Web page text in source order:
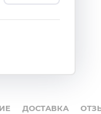
ДОСТАВКА